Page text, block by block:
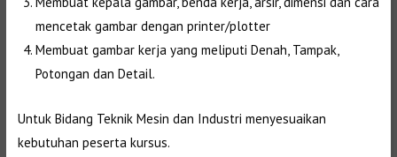
mencetak gambar dengan printer/plotter
Membuat gambar kerja yang meliputi Denah, Tampak,
Potongan dan Detail.
Untuk Bidang Teknik Mesin dan Industri menyesuaikan
kebutuhan peserta kursus.